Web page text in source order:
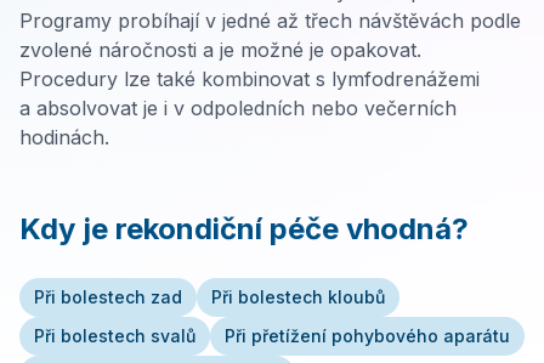
🇨🇿 Čeština 🇬🇧 English
Programy probíhají v jedné až třech návštěvách podle
zvolené náročnosti a je možné je opakovat.
Procedury lze také kombinovat s lymfodrenážemi
a absolvovat je i v odpoledních nebo večerních
hodinách.
Kdy je rekondiční péče vhodná?
Při bolestech zad
Při bolestech kloubů
Při bolestech svalů
Při přetížení pohybového aparátu